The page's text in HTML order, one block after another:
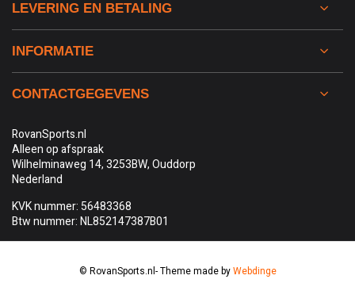
LEVERING EN BETALING
INFORMATIE
CONTACTGEGEVENS
RovanSports.nl
Alleen op afspraak
Wilhelminaweg 14, 3253BW, Ouddorp
Nederland
KVK nummer: 56483368
Btw nummer: NL852147387B01
© RovanSports.nl- Theme made byWebdinge